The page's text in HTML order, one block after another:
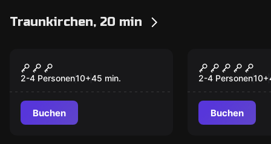
Traunkirchen, 20 min
Archer VR
2-4 Personen10+45 min.
Buchen
Sanctum
2-4 Personen10+
Buchen